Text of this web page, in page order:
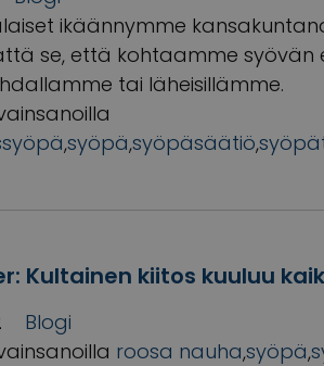
ikäännymme
se, että kohtaamme syövän
tai läheisillämme.
,syöpä,syöpäsäätiö,
Kultainen kiitos kuuluu
Blogi
roosa nauha,syöpä,